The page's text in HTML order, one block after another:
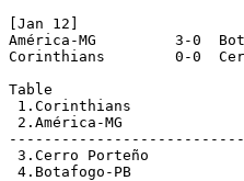
[Jan 12]
América-MG         3-0
Corinthians        0-0
Table
1.Corinthians
2.América-MG
3.Cerro Porteño
4.Botafogo-PB